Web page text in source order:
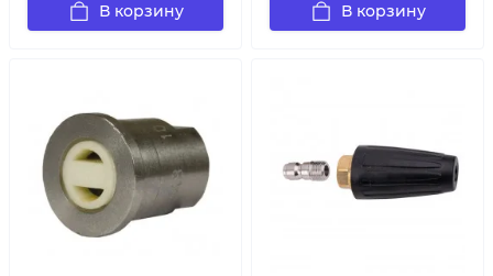
В корзину В корзину